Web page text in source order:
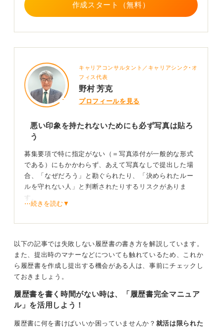
ただ、期限は守る、写真も貼るの両方ができていない時
て提出期限に間に合わせることです。
どうしても間に合わない場合は、写真なしで提出しつつ
「後ほど追加提出します」と明確に連絡するのどちらか
です。
このようなことが起こらないように、今後は提出期限か
作成スタート（無料）
キャリアコンサルタント／キャリアシンク･オ
フィス代表
野村 芳克
プロフィールを見る
悪い印象を持たれないためにも必ず写真は貼ろ
う
募集要項で特に指定がない（＝写真添付が一般的な形式
である）にもかかわらず、あえて写真なしで提出した場
合、「なぜだろう」と勘ぐられたり、「決められたルー
ルを守れない人」と判断されたりするリスクがありま
す。
（書類選考落ち）となる可能性は高いです。指定がない
企業に指示を確認！ 写真の添付有無を調べよう
や、面接官に先入観を与えないよう学歴を伏せて面接す
る企業も増えています。
ただし、それはあくまで企業側が「写真不要」と指定し
⋯続きを読む▼
以下の記事では失敗しない履歴書の書き方を解説しています。
また、提出時のマナーなどについても触れているため、これか
ら履歴書を作成し提出する機会がある人は、事前にチェックし
ておきましょう。
履歴書を書く時間がない時は、「履歴書完全マニュア
ル」を活用しよう！
履歴書に何を書けばいいか困っていませんか？ 就活は限られた